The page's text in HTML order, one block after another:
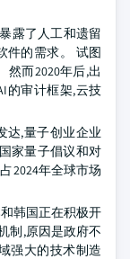
露了人工和遗留
件的需求。 试图
然而2020年后,出
的审计框架,云技
达,量子创业企业
家量子倡议和对
2024年全球市场
韩国正在积极开
制,原因是政府不
强大的技术制造